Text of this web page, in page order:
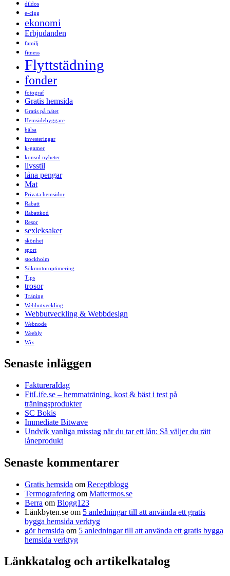
dildos
e-cigg
ekonomi
Erbjudanden
familj
fitness
Flyttstädning
fonder
fotograf
Gratis hemsida
Gratis på nätet
Hemsidebyggare
hälsa
investeringar
k-gamer
konsol nyheter
livsstil
låna pengar
Mat
Privata hemsidor
Rabatt
Rabattkod
Resor
sexleksaker
skönhet
sport
stockholm
Sökmotoroptimering
Tips
trosor
Träning
Webbutveckling
Webbutveckling & Webbdesign
Webnode
Weebly
Wix
Senaste inläggen
FaktureraIdag
FitLife.se – hemmaträning, kost & bäst i test på
träningsprodukter
SC Bokis
Immediate Bitwave
Undvik vanliga misstag när du tar ett lån: Så väljer du rätt
låneprodukt
Senaste kommentarer
Gratis hemsida om Receptblogg
Termografering om Mattermos.se
Berra om Blogg123
Länkbyten.se om 5 anledningar till att använda ett gratis
bygga hemsida verktyg
gör hemsida om 5 anledningar till att använda ett gratis bygga
hemsida verktyg
Länkkatalog och artikelkatalog